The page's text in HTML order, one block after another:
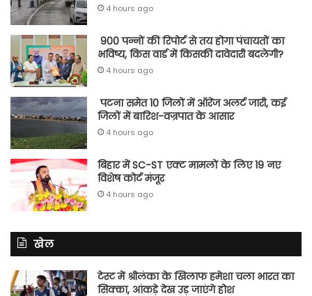
4 hours ago
900 पन्नों की रिपोर्ट से तय होगा पंचायतों का
भविष्य, किस वार्ड में किसकी दावेदारी बदलेगी?
4 hours ago
पटना समेत 10 जिलों में ऑरेंज अलर्ट जारी, कई
जिलों में बारिश-वज्रपात के आसार
4 hours ago
बिहार में SC-ST एक्ट मामलों के लिए 19 नए
विशेष कोर्ट मंजूर
4 hours ago
खेल
टेस्ट में श्रीलंका के खिलाफ हमेशा चला भारत का
सिक्का, आंकड़े देख उड़ जाएंगे होश